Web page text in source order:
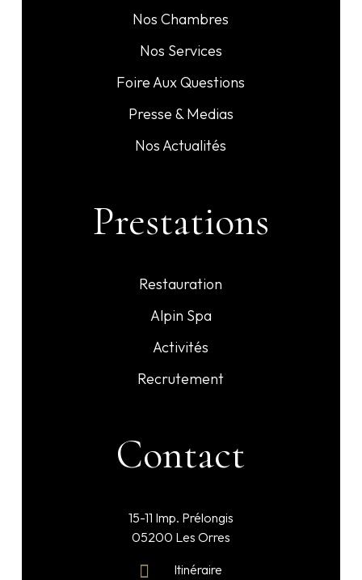
Nos Chambres
Nos Services
Foire Aux Questions
Presse & Medias
Nos Actualités
Prestations
Restauration
Alpin Spa
Activités
Recrutement
Contact
15-11 Imp. Prélongis
05200 Les Orres
Itinéraire